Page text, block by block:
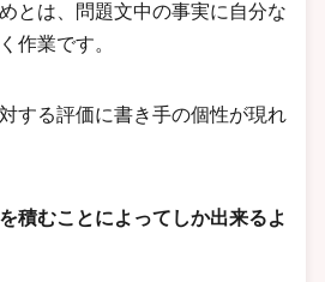
とは、問題文中の事実に自分な
作業です。
する評価に書き手の個性が現れ
積むことによってしか出来るよ